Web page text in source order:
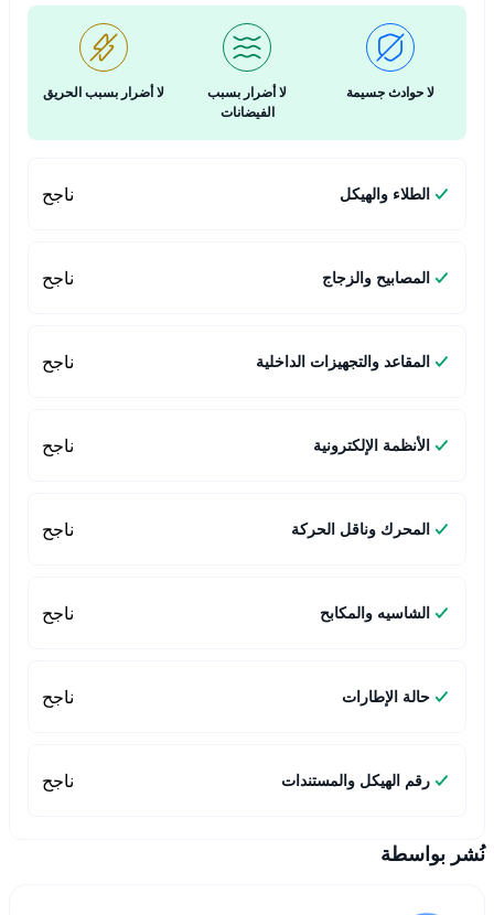
لا حوادث جسيمة
لا أضرار بسبب
الفيضانات
لا أضرار بسبب الحريق
الطلاء والهيكل ناجح
المصابيح والزجاج ناجح
المقاعد والتجهيزات الداخلية ناجح
الأنظمة الإلكترونية ناجح
المحرك وناقل الحركة ناجح
الشاسيه والمكابح ناجح
حالة الإطارات ناجح
رقم الهيكل والمستندات ناجح
نُشر بواسطة